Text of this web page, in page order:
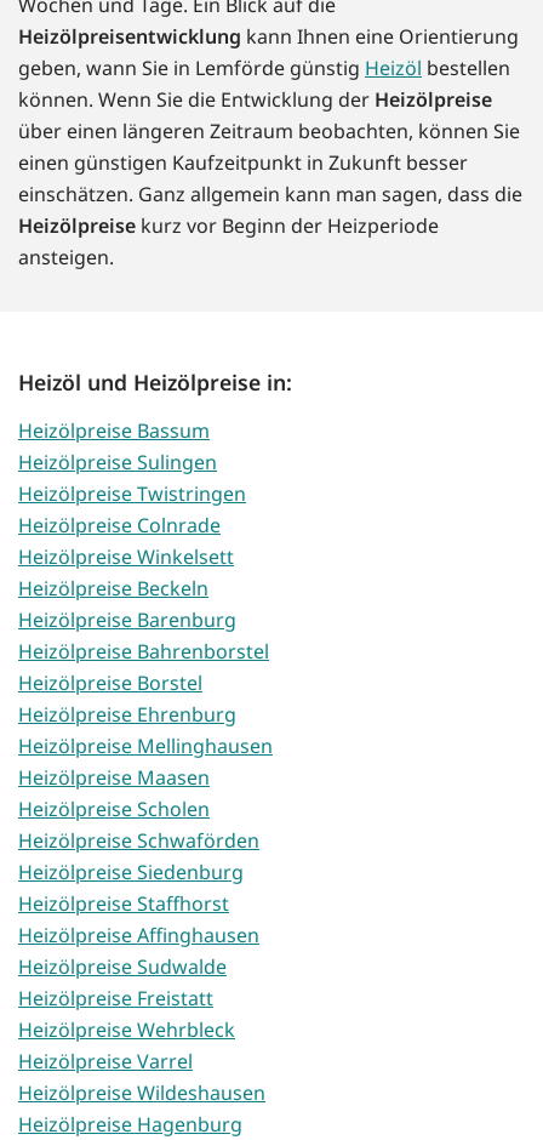
Heizölpreisentwicklung kann Ihnen eine Orientierung
geben, wann Sie in Lemförde günstig Heizöl bestellen
können. Wenn Sie die Entwicklung der Heizölpreise
über einen längeren Zeitraum beobachten, können Sie
einen günstigen Kaufzeitpunkt in Zukunft besser
einschätzen. Ganz allgemein kann man sagen, dass die
Heizölpreise kurz vor Beginn der Heizperiode
ansteigen.
Heizöl und Heizölpreise in:
Heizölpreise Bassum
Heizölpreise Sulingen
Heizölpreise Twistringen
Heizölpreise Colnrade
Heizölpreise Winkelsett
Heizölpreise Beckeln
Heizölpreise Barenburg
Heizölpreise Bahrenborstel
Heizölpreise Borstel
Heizölpreise Ehrenburg
Heizölpreise Mellinghausen
Heizölpreise Maasen
Heizölpreise Scholen
Heizölpreise Schwaförden
Heizölpreise Siedenburg
Heizölpreise Staffhorst
Heizölpreise Affinghausen
Heizölpreise Sudwalde
Heizölpreise Freistatt
Heizölpreise Wehrbleck
Heizölpreise Varrel
Heizölpreise Wildeshausen
Heizölpreise Hagenburg